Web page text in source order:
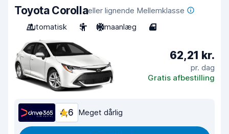
Toyota Corollaeller lignende Mellemklasse
Automatisk
5 Klimaanlæg 4
62,21 kr.
pr. dag
Gratis afbestilling
4,6 Meget dårlig